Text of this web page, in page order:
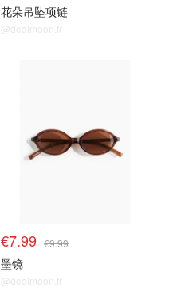
花朵吊坠项链
@dealmoon.fr
€7.99 €9.99
墨镜
@dealmoon.fr